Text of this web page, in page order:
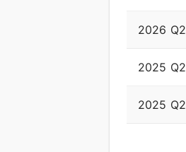
2026 Q2
2025 Q2
2025 Q2